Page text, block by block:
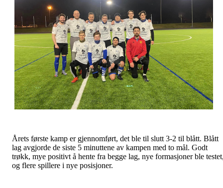
Årets første kamp er gjennomført, det ble til slutt 3-2 til blått. Blått
lag avgjorde de siste 5 minuttene av kampen med to mål. Godt
trøkk, mye positivt å hente fra begge lag, nye formasjoner ble
og flere spillere i nye posisjoner.